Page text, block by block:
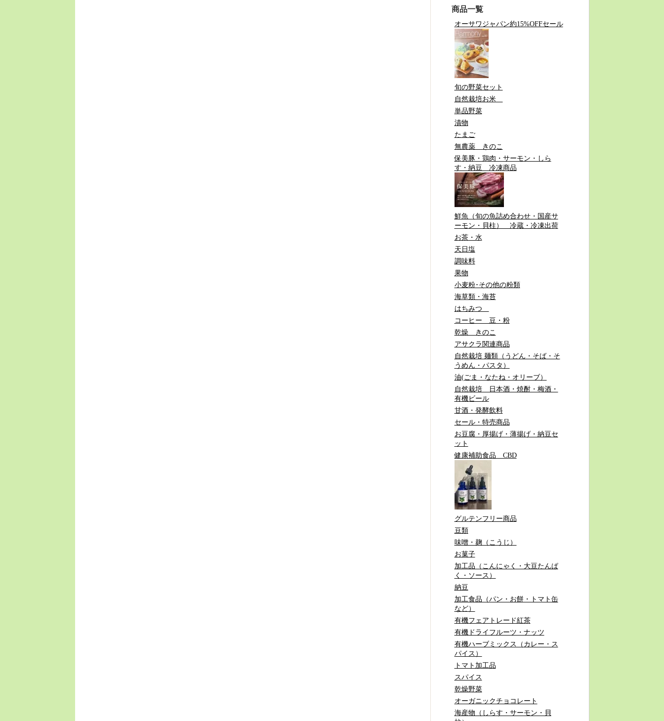
商品一覧
オーサワジャパン約15%OFFセール
旬の野菜セット
自然栽培お米
単品野菜
漬物
たまご
無農薬 きのこ
保美豚・鶏肉・サーモン・しら
す・納豆 冷凍商品
鮮魚（旬の魚詰め合わせ・国産サ
ーモン・貝柱） 冷蔵・冷凍出荷
お茶・水
天日塩
調味料
果物
小麦粉･その他の粉類
海草類・海苔
はちみつ
コーヒー 豆・粉
乾燥 きのこ
アサクラ関連商品
自然栽培 麺類（うどん・そば・そ
うめん・パスタ）
油(ごま・なたね・オリーブ）
自然栽培 日本酒・焼酎・梅酒・
有機ビール
甘酒・発酵飲料
セール・特売商品
お豆腐・厚揚げ・薄揚げ・納豆セ
ット
健康補助食品 CBD
グルテンフリー商品
豆類
味噌・麹（こうじ）
お菓子
加工品（こんにゃく・大豆たんぱ
く・ソース）
納豆
加工食品（パン・お餅・トマト缶
など）
有機フェアトレード紅茶
有機ドライフルーツ・ナッツ
有機ハーブミックス（カレー・ス
パイス）
トマト加工品
スパイス
乾燥野菜
オーガニックチョコレート
海産物（しらす・サーモン・貝